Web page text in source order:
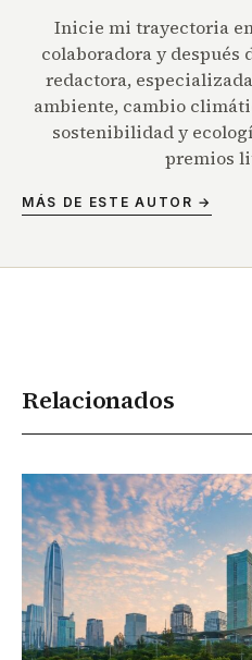
Inicie mi trayectoria
colaboradora y después
redactora,
ambiente, cambio
sostenibilidad y
premios
MÁS DE ESTE AUTOR →
Relacionados